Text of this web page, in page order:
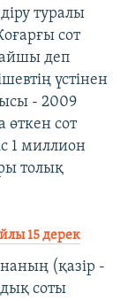
туралы
сот
деп
үстінен
- 2009
сот
1 миллион
толық
15 дерек
(қазір -
соты